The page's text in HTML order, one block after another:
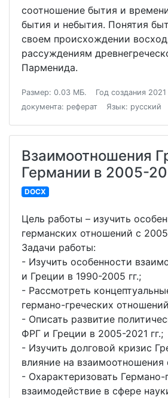
соотношение бытия и
бытия и небытия. Понятия
своем происхождении
рассуждениям
Парменида.
Размер: 0.03 МБ. Год создания 2021
документа: реферат
Язык: русский
Взаимоотношения
Германии в 2005-
DOCX
Цель работы – изучить
германских отношений с 2005
Задачи работы:
- Изучить особенности
и Греции в 1990-2005 гг.;
- Рассмотреть
германо-греческих
- Описать развитие
ФРГ и Греции в 2005-2021 гг.;
- Изучить долговой кризис
влияние на взаимоотношения
- Охарактеризовать Германо-
взаимодействие в сфере